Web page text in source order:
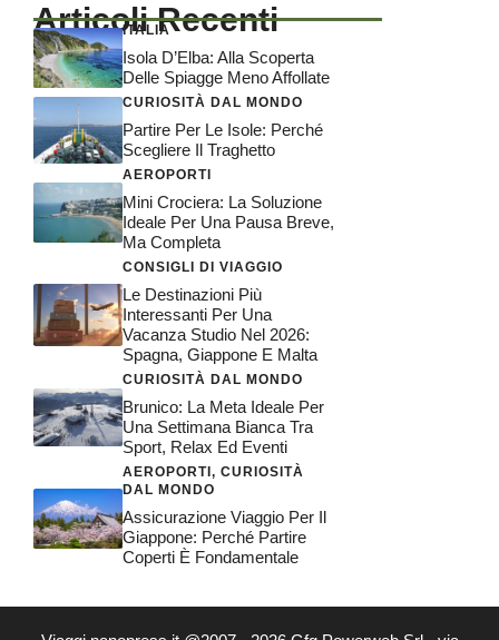
Articoli Recenti
ITALIA
Isola D’Elba: Alla Scoperta
Delle Spiagge Meno Affollate
CURIOSITÀ DAL MONDO
Partire Per Le Isole: Perché
Scegliere Il Traghetto
AEROPORTI
Mini Crociera: La Soluzione
Ideale Per Una Pausa Breve,
Ma Completa
CONSIGLI DI VIAGGIO
Le Destinazioni Più
Interessanti Per Una
Vacanza Studio Nel 2026:
Spagna, Giappone E Malta
CURIOSITÀ DAL MONDO
Brunico: La Meta Ideale Per
Una Settimana Bianca Tra
Sport, Relax Ed Eventi
AEROPORTI , CURIOSITÀ
DAL MONDO
Assicurazione Viaggio Per Il
Giappone: Perché Partire
Coperti È Fondamentale